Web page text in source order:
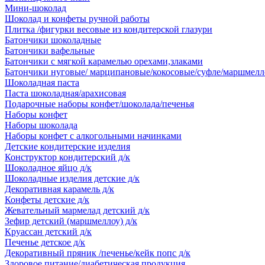
Мини-шоколад
Шоколад и конфеты ручной работы
Плитка /фигурки весовые из кондитерской глазури
Батончики шоколадные
Батончики вафельные
Батончики с мягкой карамелью орехами,злаками
Батончики нуговые/ марципановые/кокосовые/суфле/
Шоколадная паста
Паста шоколадная/арахисовая
Подарочные наборы конфет/шоколада/печенья
Наборы конфет
Наборы шоколада
Наборы конфет с алкогольными начинками
Детские кондитерские изделия
Конструктор кондитерский д/к
Шоколадное яйцо д/к
Шоколадные изделия детские д/к
Декоративная карамель д/к
Конфеты детские д/к
Жевательный мармелад детский д/к
Зефир детский (маршмеллоу) д/к
Круассан детский д/к
Печенье детское д/к
Декоративный пряник /печенье/кейк попс д/к